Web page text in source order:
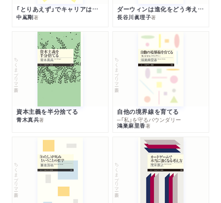
「とりあえず」でキャリアは決まる
中嶌剛著
ダーウィンは進化をどう考えたのか
長谷川眞理子著
ちくまプリマー新書
資本主義を半分捨てる
青木真兵著
ちくまプリマー新書
自他の境界線を育てる
─「私」を守るバウンダリー
鴻巣麻里香著
ちくまプリマー新書 ちくまプリマー新書